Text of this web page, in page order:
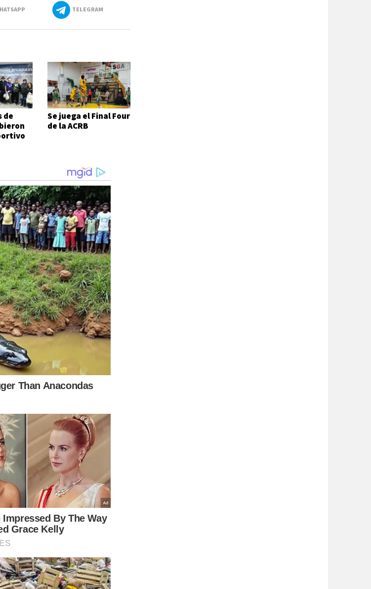
TELEGRAM
de
Se juega el Final Four
de la ACRB